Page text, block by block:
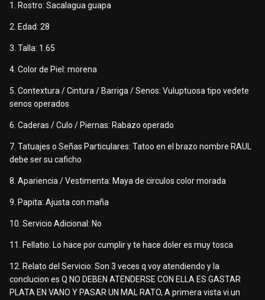
1. Rostro: Sacalagua guapa
2. Edad: 28
3. Talla: 1.65
4. Color de Piel: morena
5. Contextura / Cintura / Barriga / Senos: Vuluptuosa tipo vedete
senos operados
6. Caderas / Culo / Piernas: Rabazo operado
7. Tatuajes o Señas Particulares: Tatoo en el brazo nombre RAUL
debe ser su caficho
8. Apariencia / Vestimenta: Maya de circulos color morada
9. Papita: Ajusta con maña
10. Servicio Adicional: No
11. Fellatio: Lo hace por cumplir y te hace doler es muy tosca
12. Relato del Servicio: Son 3 veces q voy atendiendo y la
conclucion es Q NO DEBEN ATENDERSE CON ELLA ES GASTAR
PLATA EN VANO Y PASAR UN MAL RATO, A primera vista vi.un